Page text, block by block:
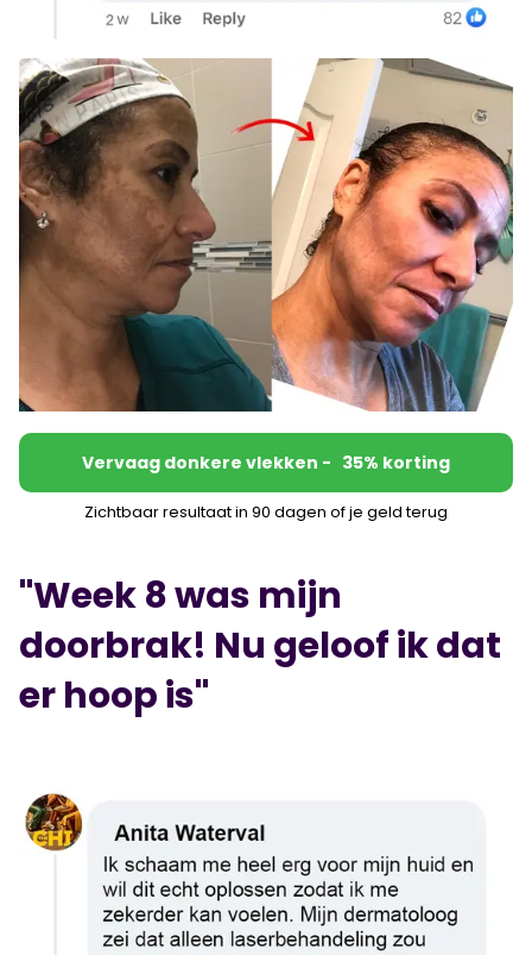
Vervaag donkere vlekken - 35% korting
Zichtbaar resultaat in 90 dagen of je geld terug
"Week 8 was mijn
doorbrak! Nu geloof ik dat
er hoop is"